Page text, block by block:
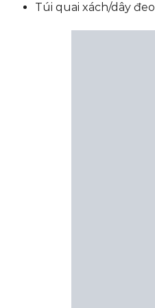
Túi quai xách/dây đeo